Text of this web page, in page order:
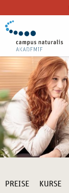
PREISE KURSE